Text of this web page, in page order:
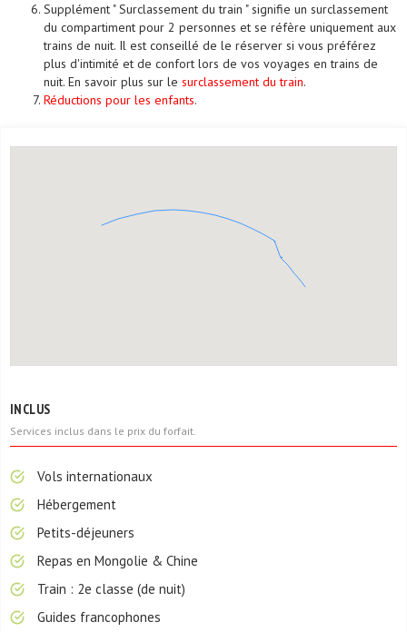
Supplément " Surclassement du train " signifie un surclassement
du compartiment pour 2 personnes et se réfère uniquement aux
trains de nuit. Il est conseillé de le réserver si vous préférez
plus d'intimité et de confort lors de vos voyages en trains de
nuit. En savoir plus sur le surclassement du train.
Réductions pour les enfants.
INCLUS
Services inclus dans le prix du forfait.
Vols internationaux
Hébergement
Petits-déjeuners
Repas en Mongolie & Chine
Train : 2e classe (de nuit)
Guides francophones